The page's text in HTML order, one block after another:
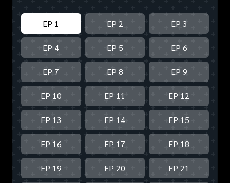
EP 1 EP 2 EP 3
EP 4 EP 5 EP 6
EP 7 EP 8 EP 9
EP 10 EP 11 EP 12
EP 13 EP 14 EP 15
EP 16 EP 17 EP 18
EP 19 EP 20 EP 21